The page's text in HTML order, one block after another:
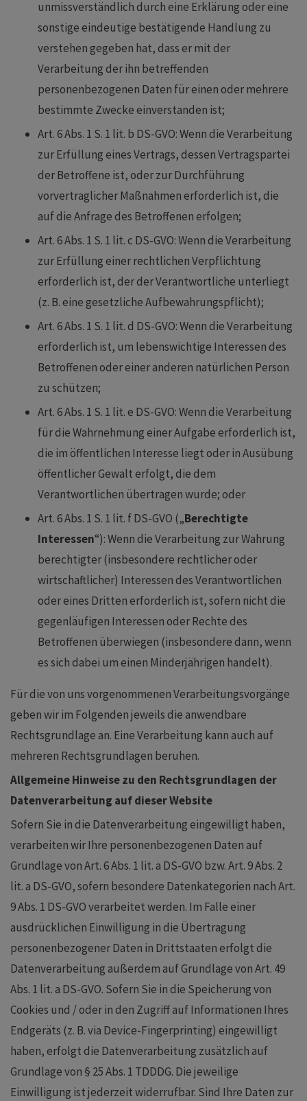
unmissverständlich durch eine Erklärung oder eine
sonstige eindeutige bestätigende Handlung zu
verstehen gegeben hat, dass er mit der
Verarbeitung der ihn betreffenden
personenbezogenen Daten für einen oder mehrere
bestimmte Zwecke einverstanden ist;
Art. 6 Abs. 1 S. 1 lit. b DS-GVO: Wenn die Verarbeitung
zur Erfüllung eines Vertrags, dessen Vertragspartei
der Betroffene ist, oder zur Durchführung
vorvertraglicher Maßnahmen erforderlich ist, die
auf die Anfrage des Betroffenen erfolgen;
Art. 6 Abs. 1 S. 1 lit. c DS-GVO: Wenn die Verarbeitung
zur Erfüllung einer rechtlichen Verpflichtung
erforderlich ist, der der Verantwortliche unterliegt
(z. B. eine gesetzliche Aufbewahrungspflicht);
Art. 6 Abs. 1 S. 1 lit. d DS-GVO: Wenn die Verarbeitung
erforderlich ist, um lebenswichtige Interessen des
Betroffenen oder einer anderen natürlichen Person
zu schützen;
Art. 6 Abs. 1 S. 1 lit. e DS-GVO: Wenn die Verarbeitung
für die Wahrnehmung einer Aufgabe erforderlich ist,
die im öffentlichen Interesse liegt oder in Ausübung
öffentlicher Gewalt erfolgt, die dem
Verantwortlichen übertragen wurde; oder
Art. 6 Abs. 1 S. 1 lit. f DS-GVO („Berechtigte
Interessen“): Wenn die Verarbeitung zur Wahrung
berechtigter (insbesondere rechtlicher oder
wirtschaftlicher) Interessen des Verantwortlichen
oder eines Dritten erforderlich ist, sofern nicht die
gegenläufigen Interessen oder Rechte des
Betroffenen überwiegen (insbesondere dann, wenn
es sich dabei um einen Minderjährigen handelt).
Für die von uns vorgenommenen Verarbeitungsvorgänge
geben wir im Folgenden jeweils die anwendbare
Rechtsgrundlage an. Eine Verarbeitung kann auch auf
mehreren Rechtsgrundlagen beruhen.
Allgemeine Hinweise zu den Rechtsgrundlagen der
Datenverarbeitung auf dieser Website
Sofern Sie in die Datenverarbeitung eingewilligt haben,
verarbeiten wir Ihre personenbezogenen Daten auf
Grundlage von Art. 6 Abs. 1 lit. a DS-GVO bzw. Art. 9 Abs. 2
lit. a DS-GVO, sofern besondere Datenkategorien nach Art.
9 Abs. 1 DS-GVO verarbeitet werden. Im Falle einer
ausdrücklichen Einwilligung in die Übertragung
personenbezogener Daten in Drittstaaten erfolgt die
Datenverarbeitung außerdem auf Grundlage von Art. 49
Abs. 1 lit. a DS-GVO. Sofern Sie in die Speicherung von
Cookies und / oder in den Zugriff auf Informationen Ihres
Endgeräts (z. B. via Device-Fingerprinting) eingewilligt
haben, erfolgt die Datenverarbeitung zusätzlich auf
Grundlage von § 25 Abs. 1 TDDDG. Die jeweilige
Einwilligung ist jederzeit widerrufbar. Sind Ihre Daten zur